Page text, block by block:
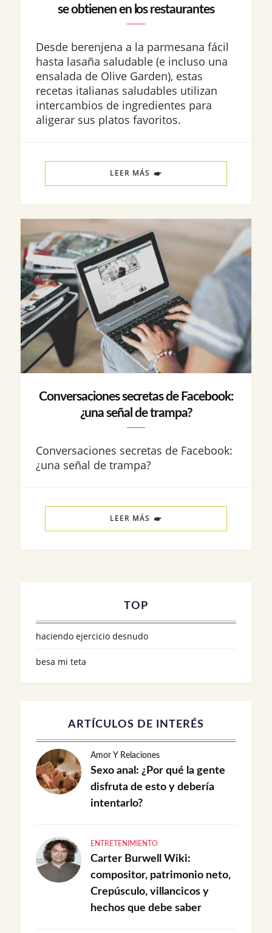
se obtienen en los restaurantes
Desde berenjena a la parmesana fácil
hasta lasaña saludable (e incluso una
ensalada de Olive Garden), estas
recetas italianas saludables utilizan
intercambios de ingredientes para
aligerar sus platos favoritos.
LEER MÁS
Conversaciones secretas de Facebook:
¿una señal de trampa?
Conversaciones secretas de Facebook:
¿una señal de trampa?
LEER MÁS
TOP
haciendo ejercicio desnudo
besa mi teta
ARTÍCULOS DE INTERÉS
Amor Y Relaciones
Sexo anal: ¿Por qué la gente
disfruta de esto y debería
intentarlo?
ENTRETENIMIENTO
Carter Burwell Wiki:
compositor, patrimonio neto,
Crepúsculo, villancicos y
hechos que debe saber